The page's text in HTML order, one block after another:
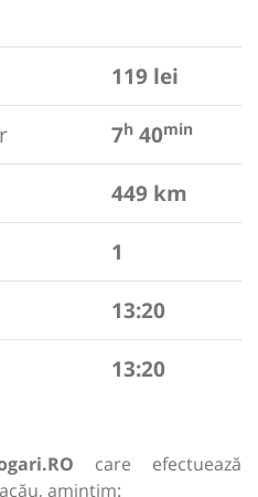
119 lei
7h 40min
449 km
1
13:20
13:20
care efectuează
amintim: